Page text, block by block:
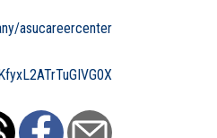
asucareercenter